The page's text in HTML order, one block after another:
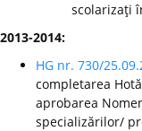
scolarizaţi
2013-2014:
HG nr. 730/
completarea
aprobarea
specializărilor/